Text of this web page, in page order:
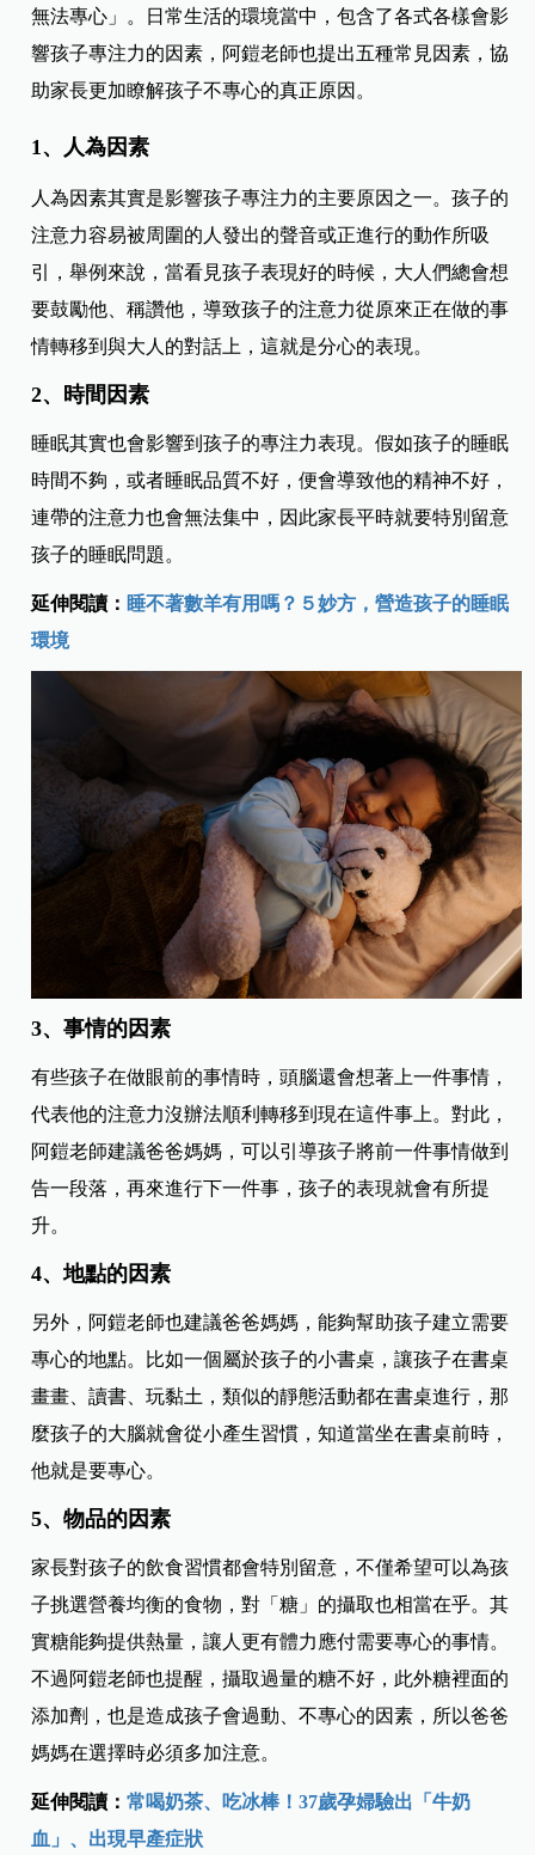
無法專心」。日常生活的環境當中，包含了各式各樣會影
響孩子專注力的因素，阿鎧老師也提出五種常見因素，協
助家長更加瞭解孩子不專心的真正原因。
1、人為因素
人為因素其實是影響孩子專注力的主要原因之一。孩子的
注意力容易被周圍的人發出的聲音或正進行的動作所吸
引，舉例來說，當看見孩子表現好的時候，大人們總會想
要鼓勵他、稱讚他，導致孩子的注意力從原來正在做的事
情轉移到與大人的對話上，這就是分心的表現。
2、時間因素
睡眠其實也會影響到孩子的專注力表現。假如孩子的睡眠
時間不夠，或者睡眠品質不好，便會導致他的精神不好，
連帶的注意力也會無法集中，因此家長平時就要特別留意
孩子的睡眠問題。
延伸閱讀： 睡不著數羊有用嗎？５妙方，營造孩子的睡眠
環境
3、事情的因素
有些孩子在做眼前的事情時，頭腦還會想著上一件事情，
代表他的注意力沒辦法順利轉移到現在這件事上。對此，
阿鎧老師建議爸爸媽媽，可以引導孩子將前一件事情做到
告一段落，再來進行下一件事，孩子的表現就會有所提
升。
4、地點的因素
另外，阿鎧老師也建議爸爸媽媽，能夠幫助孩子建立需要
專心的地點。比如一個屬於孩子的小書桌，讓孩子在書桌
畫畫、讀書、玩黏土，類似的靜態活動都在書桌進行，那
麼孩子的大腦就會從小產生習慣，知道當坐在書桌前時，
他就是要專心。
5、物品的因素
家長對孩子的飲食習慣都會特別留意，不僅希望可以為孩
子挑選營養均衡的食物，對「糖」的攝取也相當在乎。其
實糖能夠提供熱量，讓人更有體力應付需要專心的事情。
不過阿鎧老師也提醒，攝取過量的糖不好，此外糖裡面的
添加劑，也是造成孩子會過動、不專心的因素，所以爸爸
媽媽在選擇時必須多加注意。
延伸閱讀：常喝奶茶、吃冰棒！37歲孕婦驗出「牛奶
血」、出現早產症狀